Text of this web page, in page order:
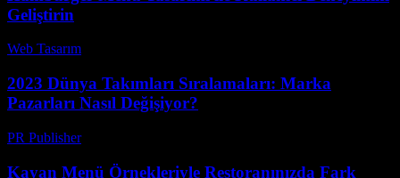
Geliştirin
Web Tasarım
2023 Dünya Takımları Sıralamaları: Marka
Pazarları Nasıl Değişiyor?
PR Publisher-
Kayan Menü Örnekleriyle Restoranınızda Fark